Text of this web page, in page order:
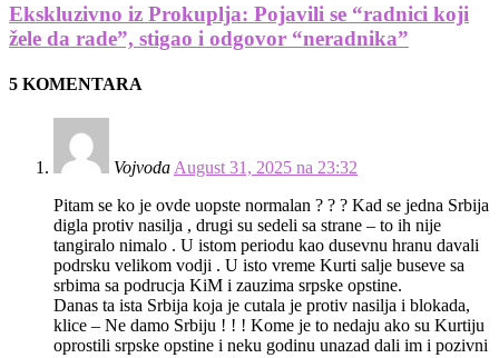
Ekskluzivno iz Prokuplja: Pojavili se “radnici koji
žele da rade”, stigao i odgovor “neradnika”
5 KOMENTARA
VojvodaAugust 31, 2025 na 23:32
Pitam se ko je ovde uopste normalan ? ? ? Kad se jedna Srbija
digla protiv nasilja , drugi su sedeli sa strane – to ih nije
tangiralo nimalo . U istom periodu kao dusevnu hranu davali
podrsku velikom vodji . U isto vreme Kurti salje buseve sa
srbima sa podrucja KiM i zauzima srpske opstine.
Danas ta ista Srbija koja je cutala je protiv nasilja i blokada,
klice – Ne damo Srbiju ! ! ! Kome je to nedaju ako su Kurtiju
oprostili srpske opstine i neku godinu unazad dali im i pozivni